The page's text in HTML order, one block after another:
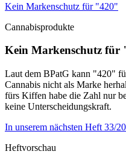
Kein Markenschutz für "420"
Cannabisprodukte
Kein Markenschutz für
Laut dem BPatG kann "420"
Cannabis nicht als Marke
fürs Kiffen habe die Zahl nur
keine Unterscheidungskraft.
In unserem nächsten Heft 33/
Heftvorschau